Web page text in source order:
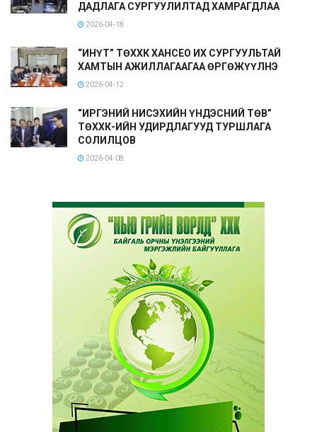
ДАДЛАГА СУРГУУЛИЛТАД ХАМРАГДЛАА
2026-04-18
“ИНҮТ” ТӨХХК ХАНСЕО ИХ СУРГУУЛЬТАЙ
ХАМТЫН АЖИЛЛАГААГАА ӨРГӨЖҮҮЛНЭ
2026-04-12
“ИРГЭНИЙ НИСЭХИЙН ҮНДЭСНИЙ ТӨВ”
ТӨХХК-ИЙН УДИРДЛАГУУД ТУРШЛАГА
СОЛИЛЦОВ
2026-04-08